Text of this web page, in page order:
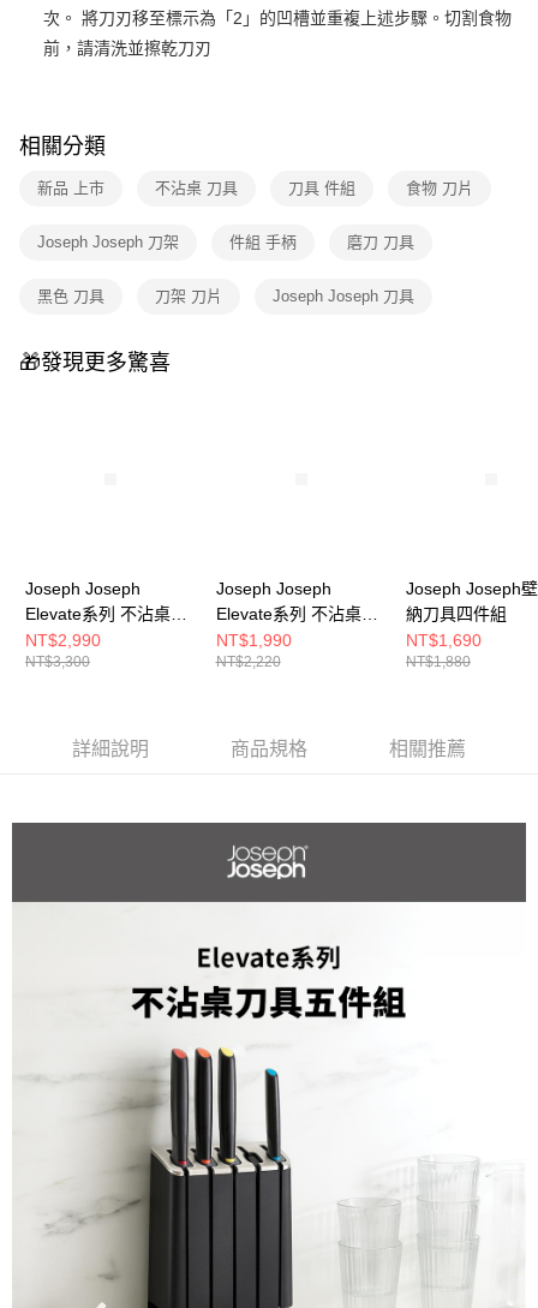
運送方式
宅配
免運費
次。 將刀刃移至標示為「2」的凹槽並重複上述步驟。切割食物
前，請清洗並擦乾刀刃
相關分類
新品 上市 不沾桌 刀具 刀具 件組 食物 刀片
Joseph Joseph 刀架 件組 手柄 磨刀 刀具
黑色 刀具 刀架 刀片 Joseph Joseph 刀具
🎁發現更多驚喜
Joseph Joseph
Elevate系列 不沾桌矽
膠料理鏟杓5件組(附立
座)
NT$2,990
NT$3,300
Joseph Joseph
Elevate系列 不沾桌矽
膠料理鏟杓3件組(附立
座)
NT$1,990
NT$2,220
Joseph Joseph
納刀具四件組
NT$1,690
NT$1,880
詳細說明 商品規格 相關推薦